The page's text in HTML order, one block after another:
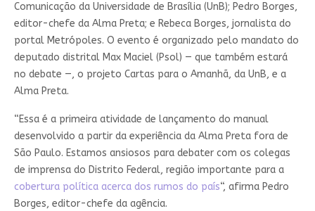
Comunicação da Universidade de Brasília (UnB); Pedro Borges,
editor-chefe da Alma Preta; e Rebeca Borges, jornalista do
portal Metrópoles. O evento é organizado pelo mandato do
deputado distrital Max Maciel (Psol) — que também estará
no debate —, o projeto Cartas para o Amanhã, da UnB, e a
Alma Preta.
“Essa é a primeira atividade de lançamento do manual
desenvolvido a partir da experiência da Alma Preta fora de
São Paulo. Estamos ansiosos para debater com os colegas
de imprensa do Distrito Federal, região importante para a
cobertura política acerca dos rumos do país“, afirma Pedro
Borges, editor-chefe da agência.